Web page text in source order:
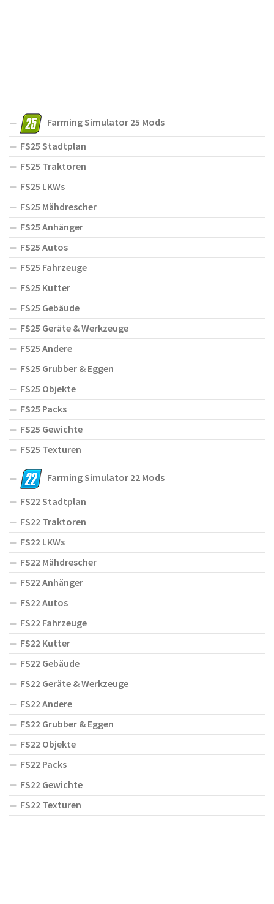
Farming Simulator 25 Mods
FS25 Stadtplan
FS25 Traktoren
FS25 LKWs
FS25 Mähdrescher
FS25 Anhänger
FS25 Autos
FS25 Fahrzeuge
FS25 Kutter
FS25 Gebäude
FS25 Geräte & Werkzeuge
FS25 Andere
FS25 Grubber & Eggen
FS25 Objekte
FS25 Packs
FS25 Gewichte
FS25 Texturen
Farming Simulator 22 Mods
FS22 Stadtplan
FS22 Traktoren
FS22 LKWs
FS22 Mähdrescher
FS22 Anhänger
FS22 Autos
FS22 Fahrzeuge
FS22 Kutter
FS22 Gebäude
FS22 Geräte & Werkzeuge
FS22 Andere
FS22 Grubber & Eggen
FS22 Objekte
FS22 Packs
FS22 Gewichte
FS22 Texturen